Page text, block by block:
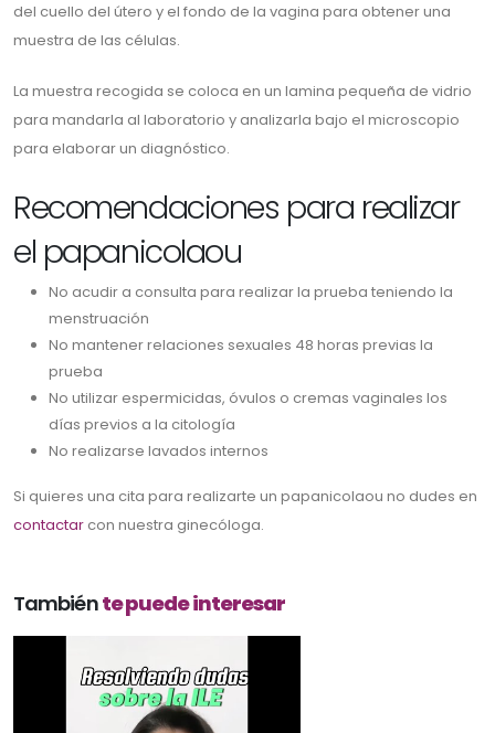
del cuello del útero y el fondo de la vagina para obtener una
muestra de las células.
La muestra recogida se coloca en un lamina pequeña de vidrio
para mandarla al laboratorio y analizarla bajo el microscopio
para elaborar un diagnóstico.
Recomendaciones para realizar
el papanicolaou
No acudir a consulta para realizar la prueba teniendo la
menstruación
No mantener relaciones sexuales 48 horas previas la
prueba
No utilizar espermicidas, óvulos o cremas vaginales los
días previos a la citología
No realizarse lavados internos
Si quieres una cita para realizarte un papanicolaou no dudes en
contactar con nuestra ginecóloga.
Tambiénte puede interesar